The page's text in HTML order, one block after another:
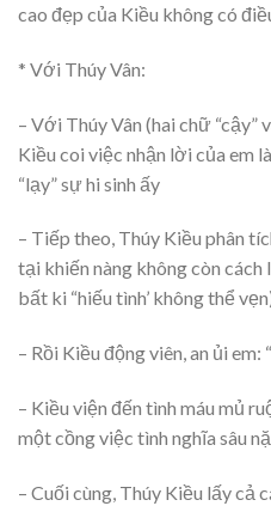
cao đẹp của Kiều không có
* Với Thúy Vân:
– Với Thúy Vân (hai chữ “cậy”
Kiều coi việc nhận lời của em
“lạy” sự hi sinh ấy
– Tiếp theo, Thúy Kiều phân
tại khiến nàng không còn cách
bất ki “hiếu tình’ không thể
– Rồi Kiều động viên, an ủi em:
– Kiều viện đến tình máu mủ
một cồng việc tình nghĩa sâu
– Cuối cùng, Thúy Kiều lấy cả